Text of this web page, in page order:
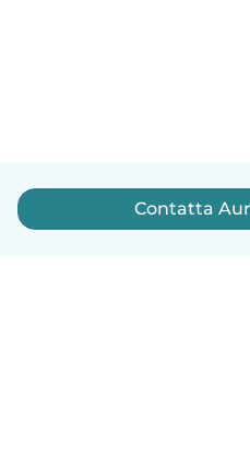
Contatta